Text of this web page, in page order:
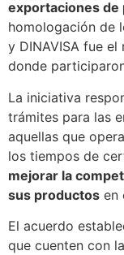
exportaciones de
homologación de
y DINAVISA fue
donde
La iniciativa
trámites para las
aquellas que
los tiempos de
mejorar la
sus productos en
El acuerdo
que cuenten con